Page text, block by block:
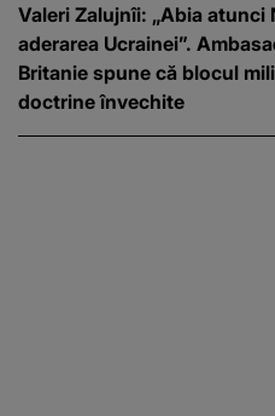
Valeri Zalujnîi: „Abia atunci
aderarea Ucrainei”.
Britanie spune că blocul
doctrine învechite